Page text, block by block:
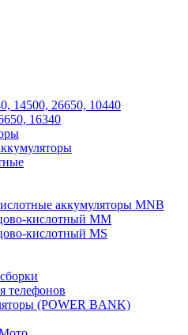
14500, 26650, 10440
16340
аккумуляторы MNB
кислотный MM
кислотный MS
телефонов
(POWER BANK)